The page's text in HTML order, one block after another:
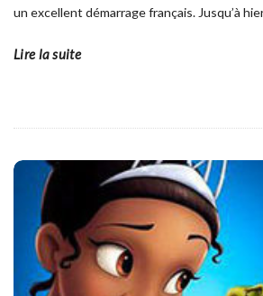
un excellent démarrage français. Jusqu’à
Lire la suite